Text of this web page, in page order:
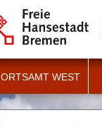
ORTSAMT WEST